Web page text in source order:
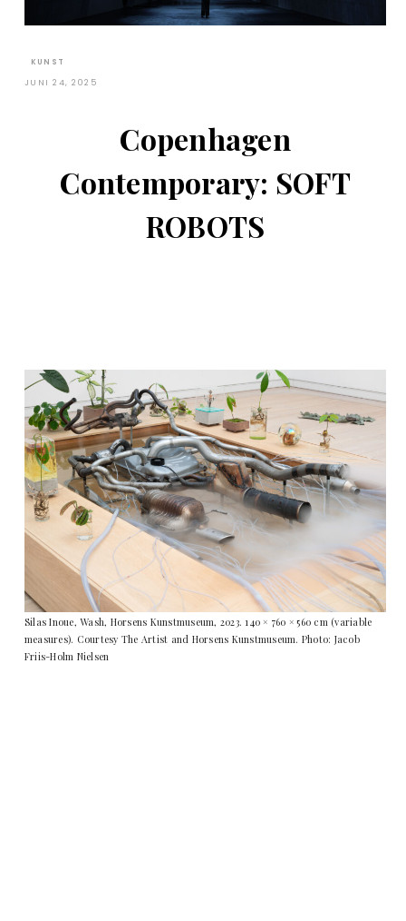
KUNST
JUNI 24, 2025
Copenhagen
Contemporary: SOFT
ROBOTS
Silas Inoue, Wash, Horsens Kunstmuseum, 2023. 140 × 760 × 560 cm (variable
measures). Courtesy The Artist and Horsens Kunstmuseum. Photo: Jacob
Friis-Holm Nielsen